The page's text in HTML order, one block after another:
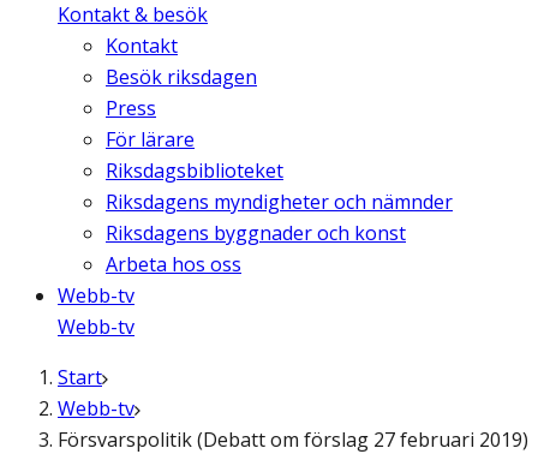
Kontakt & besök
Kontakt
Besök riksdagen
Press
För lärare
Riksdagsbiblioteket
Riksdagens myndigheter och nämnder
Riksdagens byggnader och konst
Arbeta hos oss
Webb-tv
Webb-tv
Start
Webb-tv
Försvarspolitik (Debatt om förslag 27 februari 2019)